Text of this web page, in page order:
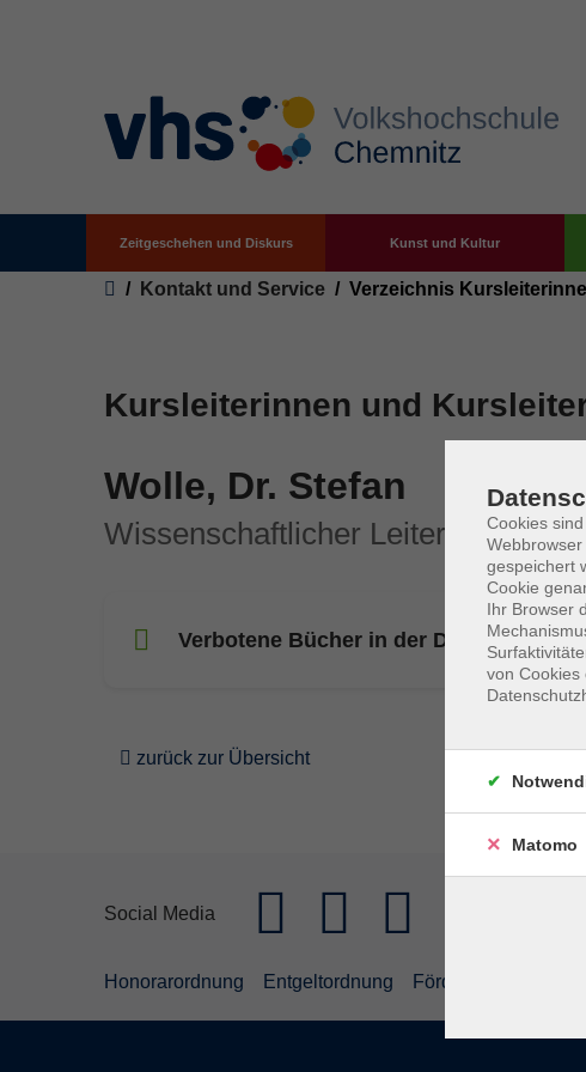
Zum Hauptinhalt springen
Zeitgeschehen und Diskurs Kunst und Kultur
Sie sind hier:
Kontakt und Service Verzeichnis
Kursleiterinnen und
Wolle, Dr. Stefan
Wissenschaftlicher Leiter DDR-
Verbotene Bücher in der DDR
zurück zur Übersicht
Social Media
Honorarordnung
Entgeltordnung Förderhinweis
Cookies
gespeichert
Cookie
Ihr Browser
von Cookies
Matomo